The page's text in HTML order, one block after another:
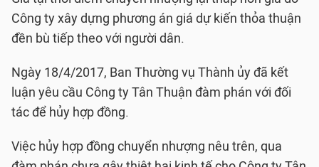
Công ty xây dựng phương án giá dự kiến thỏa thuận
đền bù tiếp theo với người dân.
Ngày 18/4/2017, Ban Thường vụ Thành ủy đã kết
luận yêu cầu Công ty Tân Thuận đàm phán với đối
tác để hủy hợp đồng.
Việc hủy hợp đồng chuyển nhượng nêu trên, qua